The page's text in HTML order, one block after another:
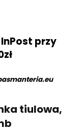
przy
tiulowa,